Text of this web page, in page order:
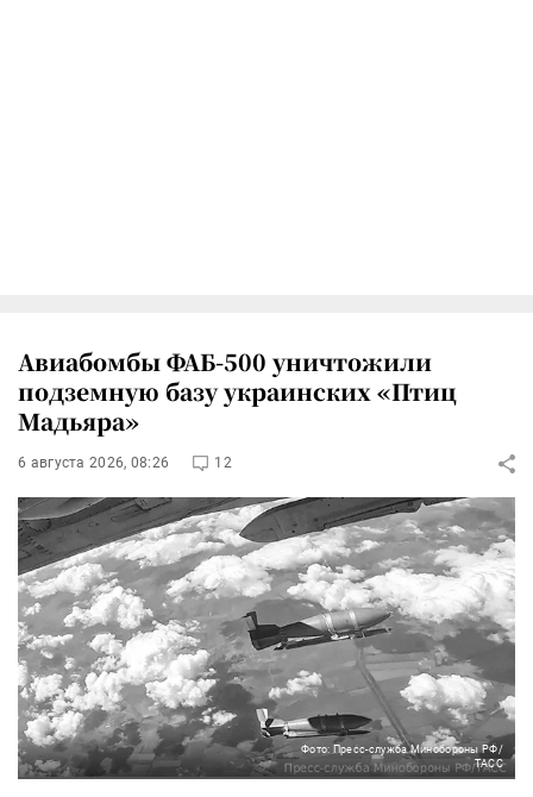
Авиабомбы ФАБ-500 уничтожили
подземную базу украинских «Птиц
Мадьяра»
6 августа 2026, 08:26 12
Фото: Пресс-служба Минобороны РФ/
ТАСС